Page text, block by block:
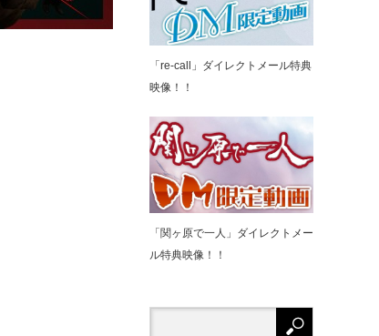
「re-call」ダイレクトメール特典
映像！！
「関ヶ原で⼀⼈」ダイレクトメー
ル特典映像！！